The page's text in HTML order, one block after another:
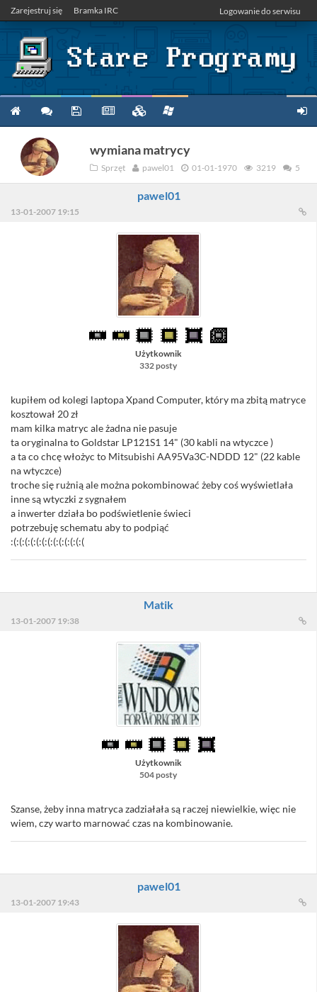
Zarejestruj się Bramka IRC Logowanie do serwisu
wymiana matrycy
Sprzęt pawel01 01-01-1970 3219 5
pawel01
13-01-2007 19:15
Użytkownik
332 posty
kupiłem od kolegi laptopa Xpand Computer, który ma zbitą matryce
kosztował 20 zł
mam kilka matryc ale żadna nie pasuje
ta oryginalna to Goldstar LP121S1 14" (30 kabli na wtyczce )
a ta co chcę włożyc to Mitsubishi AA95Va3C-NDDD 12" (22 kable
na wtyczce)
troche się rużnią ale można pokombinować żeby coś wyświetlała
inne są wtyczki z sygnałem
a inwerter działa bo podświetlenie świeci
potrzebuję schematu aby to podpiąć
:(:(:(:(:(:(:(:(:(:(:(:(:(
Matik
13-01-2007 19:38
Użytkownik
504 posty
Szanse, żeby inna matryca zadziałała są raczej niewielkie, więc nie
wiem, czy warto marnować czas na kombinowanie.
pawel01
13-01-2007 19:43